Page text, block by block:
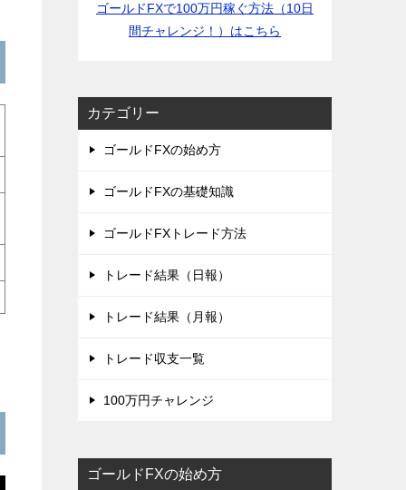
ゴールドFXで100万円稼ぐ方法（10日
間チャレンジ！）はこちら
カテゴリー
ゴールドFXの始め方
ゴールドFXの基礎知識
ゴールドFXトレード方法
トレード結果（日報）
トレード結果（月報）
トレード収支一覧
100万円チャレンジ
ゴールドFXの始め方